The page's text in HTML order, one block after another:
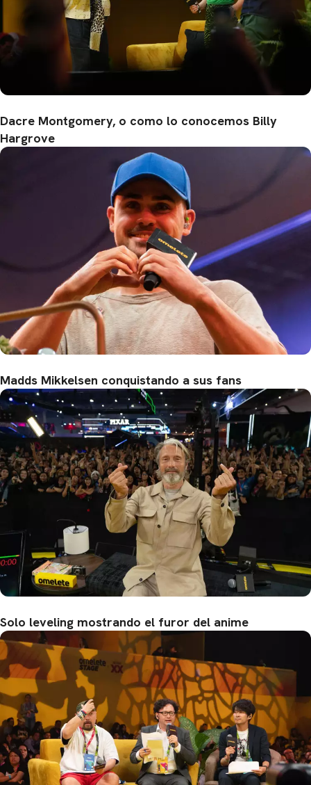
Dacre Montgomery, o como lo conocemos Billy
Hargrove
Madds Mikkelsen conquistando a sus fans
Solo leveling mostrando el furor del anime
CARREGANDO PUBLICIDADE